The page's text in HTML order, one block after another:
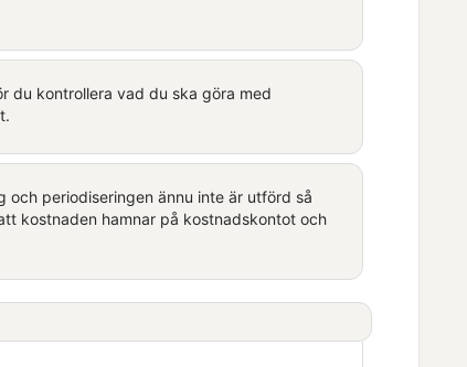
du kontrollera vad du ska göra med
och periodiseringen ännu inte är utförd så
kostnaden hamnar på kostnadskontot och